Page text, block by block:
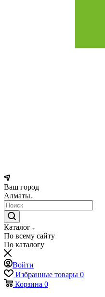
Ваш город
Алматы
Каталог
По всему сайту
По каталогу
Войти
Избранные товары 0
Корзина 0